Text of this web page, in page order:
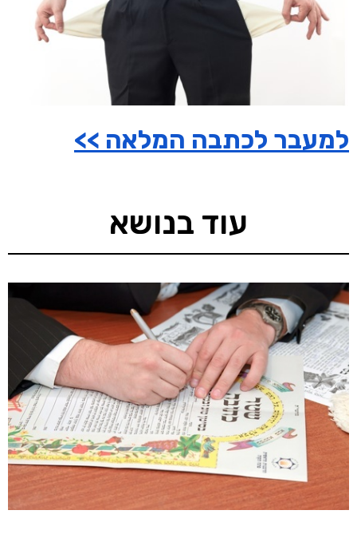
למעבר לכתבה המלאה >>
עוד בנושא